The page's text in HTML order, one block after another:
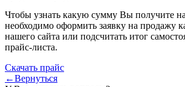
Чтобы узнать какую сумму Вы получите
необходимо оформить заявку на продажу
нашего сайта или подсчитать итог
прайс-листа.
Скачать прайс
←Вернуться